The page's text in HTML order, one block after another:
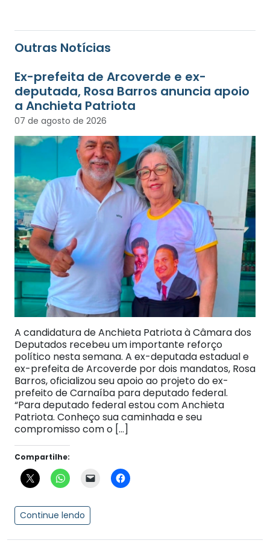
Outras Notícias
Ex-prefeita de Arcoverde e ex-
deputada, Rosa Barros anuncia apoio
a Anchieta Patriota
07 de agosto de 2026
A candidatura de Anchieta Patriota à Câmara dos
Deputados recebeu um importante reforço
político nesta semana. A ex-deputada estadual e
ex-prefeita de Arcoverde por dois mandatos, Rosa
Barros, oficializou seu apoio ao projeto do ex-
prefeito de Carnaíba para deputado federal.
“Para deputado federal estou com Anchieta
Patriota. Conheço sua caminhada e seu
compromisso com o […]
Compartilhe:
Continue lendo